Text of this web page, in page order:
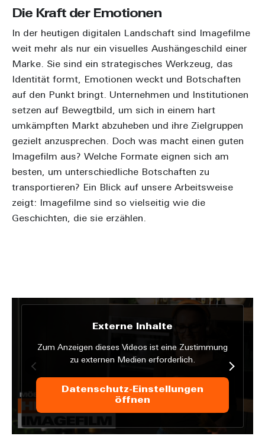
Die Kraft der Emotionen
In der heutigen digitalen Landschaft sind Imagefilme
weit mehr als nur ein visuelles Aushängeschild einer
Marke. Sie sind ein strategisches Werkzeug, das
Identität formt, Emotionen weckt und Botschaften
auf den Punkt bringt. Unternehmen und Institutionen
setzen auf Bewegtbild, um sich in einem hart
umkämpften Markt abzuheben und ihre Zielgruppen
gezielt anzusprechen. Doch was macht einen guten
Imagefilm aus? Welche Formate eignen sich am
besten, um unterschiedliche Botschaften zu
transportieren? Ein Blick auf unsere Arbeitsweise
zeigt: Imagefilme sind so vielseitig wie die
Geschichten, die sie erzählen.
Externe Inhalte
Zum Anzeigen dieses Videos ist eine Zustimmung
zu externen Medien erforderlich.
Datenschutz-Einstellungen
öffnen